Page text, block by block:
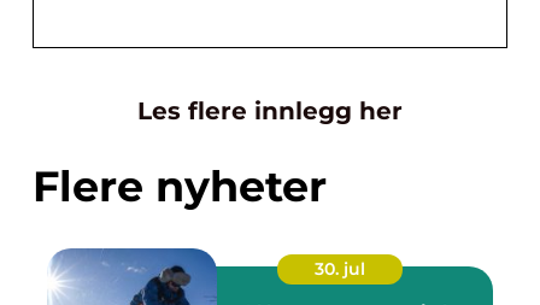
Les flere innlegg her
Flere nyheter
30. jul